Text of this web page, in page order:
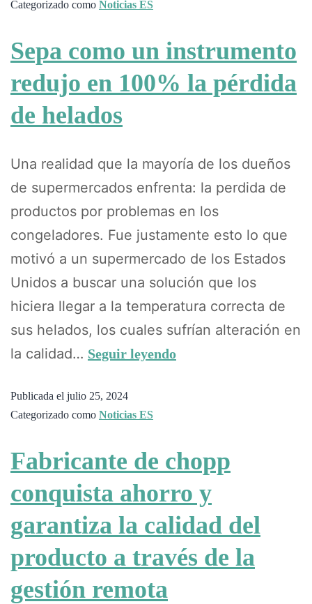
Categorizado como Noticias ES
Sepa como un instrumento
redujo en 100% la pérdida
de helados
Una realidad que la mayoría de los dueños
de supermercados enfrenta: la perdida de
productos por problemas en los
congeladores. Fue justamente esto lo que
motivó a un supermercado de los Estados
Unidos a buscar una solución que los
hiciera llegar a la temperatura correcta de
sus helados, los cuales sufrían alteración en
la calidad… Seguir leyendo
Publicada el julio 25, 2024
Categorizado como Noticias ES
Fabricante de chopp
conquista ahorro y
garantiza la calidad del
producto a través de la
gestión remota